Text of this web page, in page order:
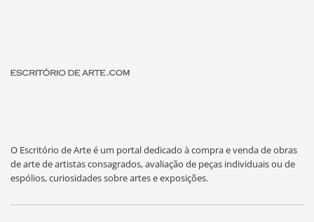
O Escritório de Arte é um portal dedicado à compra e venda de obras
de arte de artistas consagrados, avaliação de peças individuais ou de
espólios, curiosidades sobre artes e exposições.